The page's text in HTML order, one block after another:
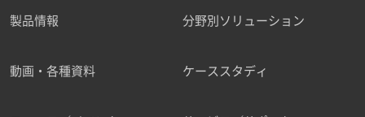
製品情報 分野別ソリューション
動画・各種資料 ケーススタディ